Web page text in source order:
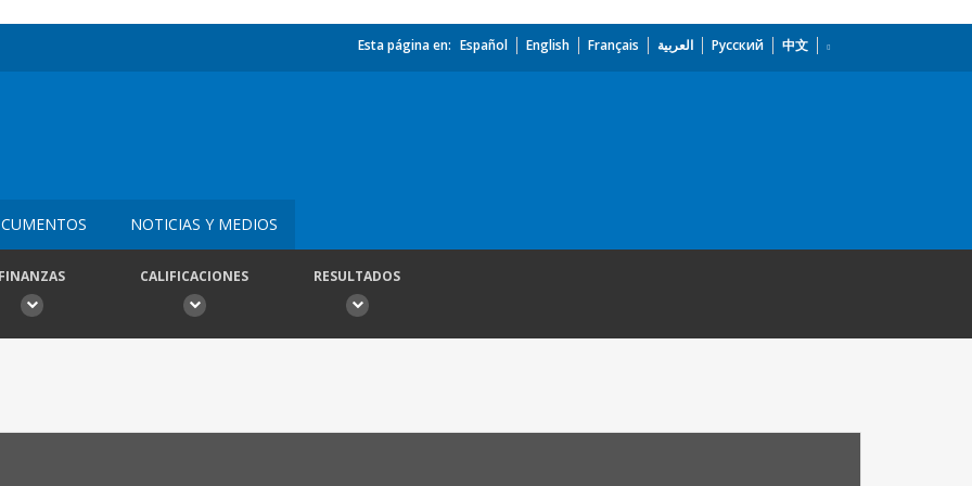
Esta página en: Español English Français العربية Русский 中文
NOTICIAS Y MEDIOS
CALIFICACIONES RESULTADOS